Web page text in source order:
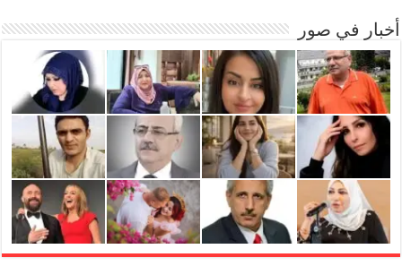
أخبار في صور